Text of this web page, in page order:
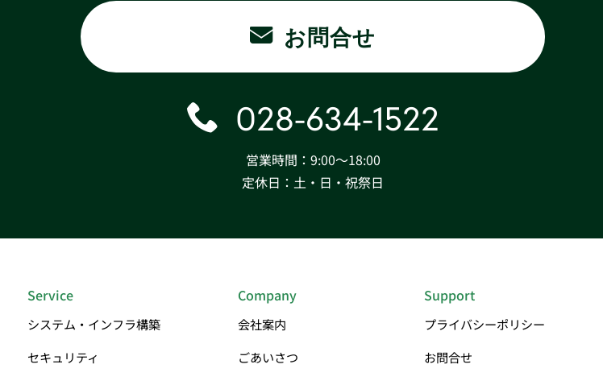
お問合せ
028-634-1522
営業時間：9:00〜18:00
定休日：土・日・祝祭日
Service
システム・インフラ構築
セキュリティ
Company
会社案内
ごあいさつ
Support
プライバシーポリシー
お問合せ